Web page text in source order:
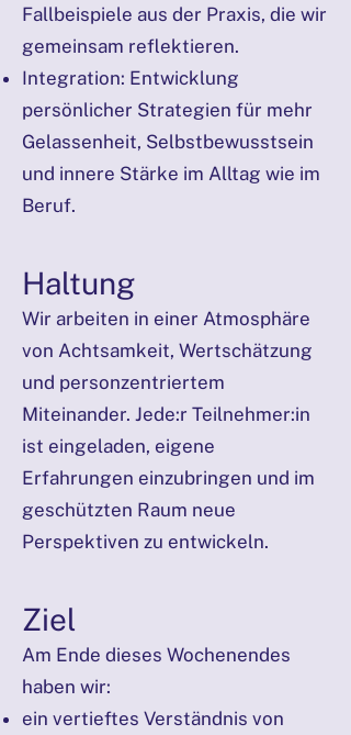
Fallbeispiele aus der Praxis, die wir
gemeinsam reflektieren.
Integration: Entwicklung
persönlicher Strategien für mehr
Gelassenheit, Selbstbewusstsein
und innere Stärke im Alltag wie im
Beruf.
Haltung
Wir arbeiten in einer Atmosphäre
von Achtsamkeit, Wertschätzung
und personzentriertem
Miteinander. Jede:r Teilnehmer:in
ist eingeladen, eigene
Erfahrungen einzubringen und im
geschützten Raum neue
Perspektiven zu entwickeln.
Ziel
Am Ende dieses Wochenendes
haben wir:
ein vertieftes Verständnis von